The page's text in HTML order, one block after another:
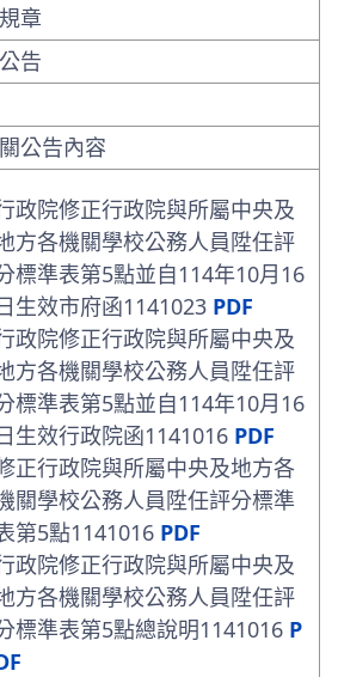
章
告
公告內容
政院修正行政院與所屬中央及
方各機關學校公務人員陞任評
標準表第5點並自114年10月16
生效市府函1141023 PDF
政院修正行政院與所屬中央及
方各機關學校公務人員陞任評
標準表第5點並自114年10月16
生效行政院函1141016 PDF
正行政院與所屬中央及地方各
關學校公務人員陞任評分標準
第5點1141016 PDF
政院修正行政院與所屬中央及
方各機關學校公務人員陞任評
標準表第5點總說明1141016 P